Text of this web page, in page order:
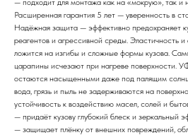
— подходит для монтажа как на «мокрую», так и
Расширенная гарантия 5 лет — уверенность в
Надёжная защита — эффективно предохраняет
реагентов и агрессивной среды. Эластичность
ложится на изгибы и сложные формы кузова.
царапины исчезают при нагреве поверхности.
остаются насыщенными даже под палящим
вода, грязь и пыль не задерживаются на
устойчивость к воздействию масел, солей и
— придаёт кузову глубокий блеск и зеркальный
— защищает плёнку от внешних повреждений,